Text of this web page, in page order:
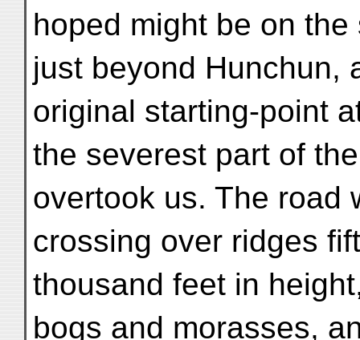
hoped might be on
just beyond Hunchun,
original starting-point
the severest part of
overtook us. The road
crossing over ridges
thousand feet in
bogs and morasses,